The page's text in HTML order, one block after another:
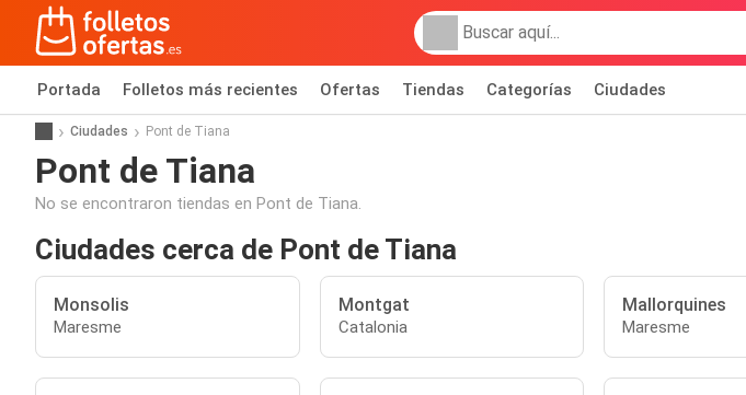
Portada Folletos más recientes Ofertas Tiendas Categorías Ciudades
Ciudades Pont de Tiana
Pont de Tiana
No se encontraron tiendas en Pont de Tiana.
Ciudades cerca de Pont de Tiana
Monsolis
Maresme
Montgat
Catalonia
Mallorquines
Maresme